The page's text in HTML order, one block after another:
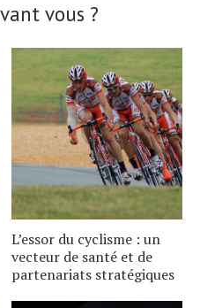
vous ?
L’essor du cyclisme : un
vecteur de santé et de
partenariats stratégiques